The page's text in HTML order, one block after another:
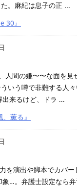
。麻紀は息子の正 ...
30』
人間の嫌〜〜な面を見
いう噂で非難する人
出来るけど、ドラ ...
薫る』
を演出や脚本でカバー
象…。弁護士設定なら